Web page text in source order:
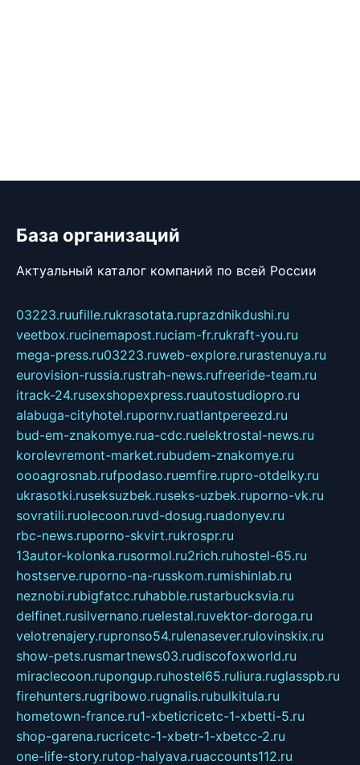
База организаций
Актуальный каталог компаний по всей России
03223.ruufille.rukrasotata.ruprazdnikdushi.ru
veetbox.rucinemapost.ruciam-fr.rukraft-you.ru
mega-press.ru03223.ruweb-explore.rurastenuya.ru
eurovision-russia.rustrah-news.rufreeride-team.ru
itrack-24.rusexshopexpress.ruautostudiopro.ru
alabuga-cityhotel.rupornv.ruatlantpereezd.ru
bud-em-znakomye.rua-cdc.ruelektrostal-news.ru
korolevremont-market.rubudem-znakomye.ru
oooagrosnab.rufpodaso.ruemfire.rupro-otdelky.ru
ukrasotki.ruseksuzbek.ruseks-uzbek.ruporno-vk.ru
sovratili.ruolecoon.ruvd-dosug.ruadonyev.ru
rbc-news.ruporno-skvirt.rukrospr.ru
13autor-kolonka.rusormol.ru2rich.ruhostel-65.ru
hostserve.ruporno-na-russkom.rumishinlab.ru
neznobi.rubigfatcc.ruhabble.rustarbucksvia.ru
delfinet.rusilvernano.ruelestal.ruvektor-doroga.ru
velotrenajery.rupronso54.rulenasever.rulovinskix.ru
show-pets.rusmartnews03.rudiscofoxworld.ru
miraclecoon.rupongup.ruhostel65.ruliura.ruglasspb.ru
firehunters.rugribowo.rugnalis.rubulkitula.ru
hometown-france.ru1-xbeticricetc-1-xbetti-5.ru
shop-garena.rucricetc-1-xbetr-1-xbetcc-2.ru
one-life-story.rutop-halyava.ruaccounts112.ru